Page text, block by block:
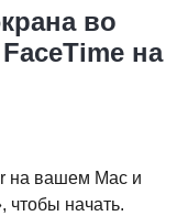
во
на
на вашем Mac и
чтобы начать.